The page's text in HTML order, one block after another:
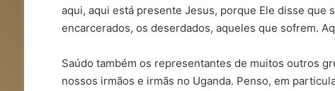
aqui, aqui está presente Jesus, porque Ele disse
encarcerados, os deserdados, aqueles que sofrem.
Saúdo também os representantes de muitos outros
nossos irmãos e irmãs no Uganda. Penso, em